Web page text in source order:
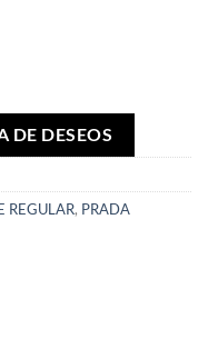
DE DESEOS
REGULAR, PRADA